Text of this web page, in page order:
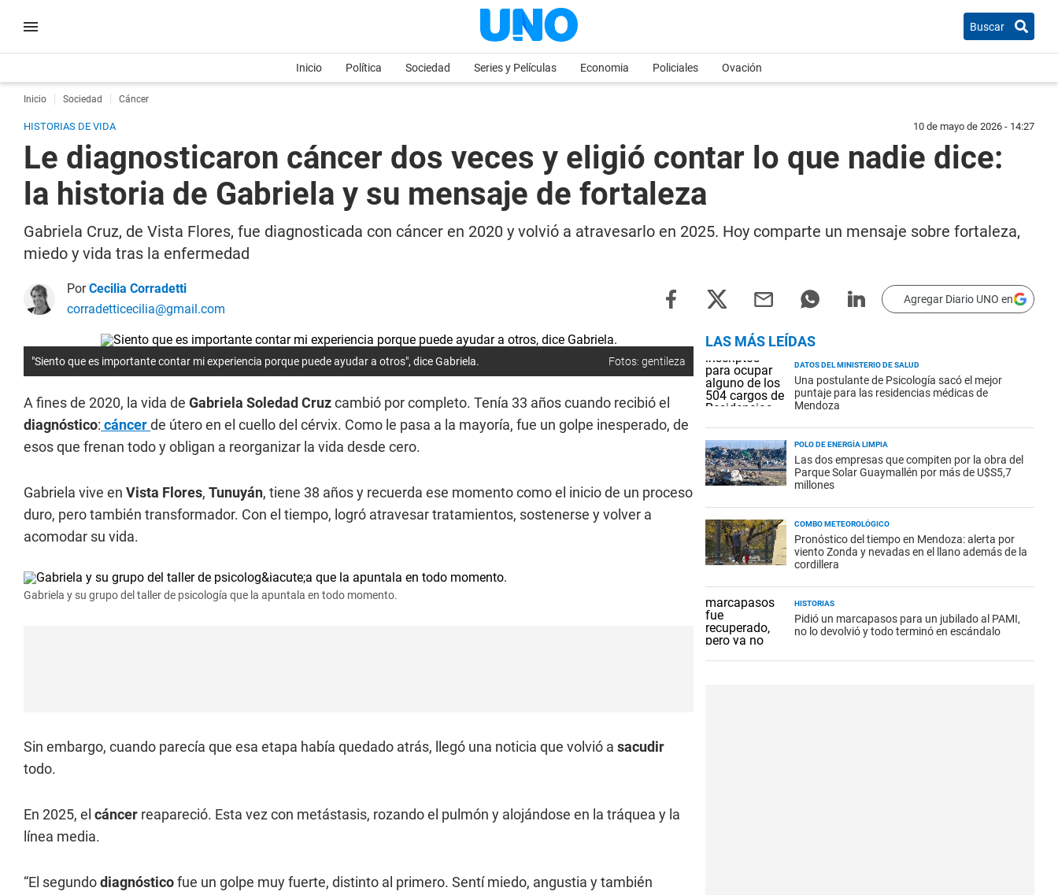
Buscar
Inicio Política Sociedad Series y Películas Economia Policiales Ovación
Inicio Sociedad Cáncer
HISTORIAS DE VIDA 10 de mayo de 2026 - 14:27
Le diagnosticaron cáncer dos veces y eligió contar lo que nadie dice:
la historia de Gabriela y su mensaje de fortaleza
Gabriela Cruz, de Vista Flores, fue diagnosticada con cáncer en 2020 y volvió a atravesarlo en 2025. Hoy comparte un mensaje sobre fortaleza,
miedo y vida tras la enfermedad
PorCecilia Corradetti
corradetticecilia@gmail.com
Agregar Diario UNO en
"Siento que es importante contar mi experiencia porque puede ayudar a otros", dice Gabriela. Fotos: gentileza
A fines de 2020, la vida de Gabriela Soledad Cruzcambió por completo. Tenía 33 años cuando recibió el
diagnóstico: cáncerde útero en el cuello del cérvix. Como le pasa a la mayoría, fue un golpe inesperado, de
esos que frenan todo y obligan a reorganizar la vida desde cero.
Gabriela vive en Vista Flores, Tunuyán, tiene 38 años y recuerda ese momento como el inicio de un proceso
duro, pero también transformador. Con el tiempo, logró atravesar tratamientos, sostenerse y volver a
acomodar su vida.
Gabriela y su grupo del taller de psicología que la apuntala en todo momento.
Sin embargo, cuando parecía que esa etapa había quedado atrás, llegó una noticia que volvió a sacudir
todo.
En 2025, el cáncer reapareció. Esta vez con metástasis, rozando el pulmón y alojándose en la tráquea y la
línea media.
“El segundodiagnósticofue un golpe muy fuerte, distinto al primero. Sentí miedo, angustia y también
LAS MÁS LEÍDAS
DATOS DEL MINISTERIO DE SALUD
Una postulante de Psicología sacó el mejor
puntaje para las residencias médicas de
Mendoza
POLO DE ENERGÍA LIMPIA
Las dos empresas que compiten por la obra del
Parque Solar Guaymallén por más de U$S5,7
millones
COMBO METEOROLÓGICO
Pronóstico del tiempo en Mendoza: alerta por
viento Zonda y nevadas en el llano además de la
cordillera
HISTORIAS
Pidió un marcapasos para un jubilado al PAMI,
no lo devolvió y todo terminó en escándalo